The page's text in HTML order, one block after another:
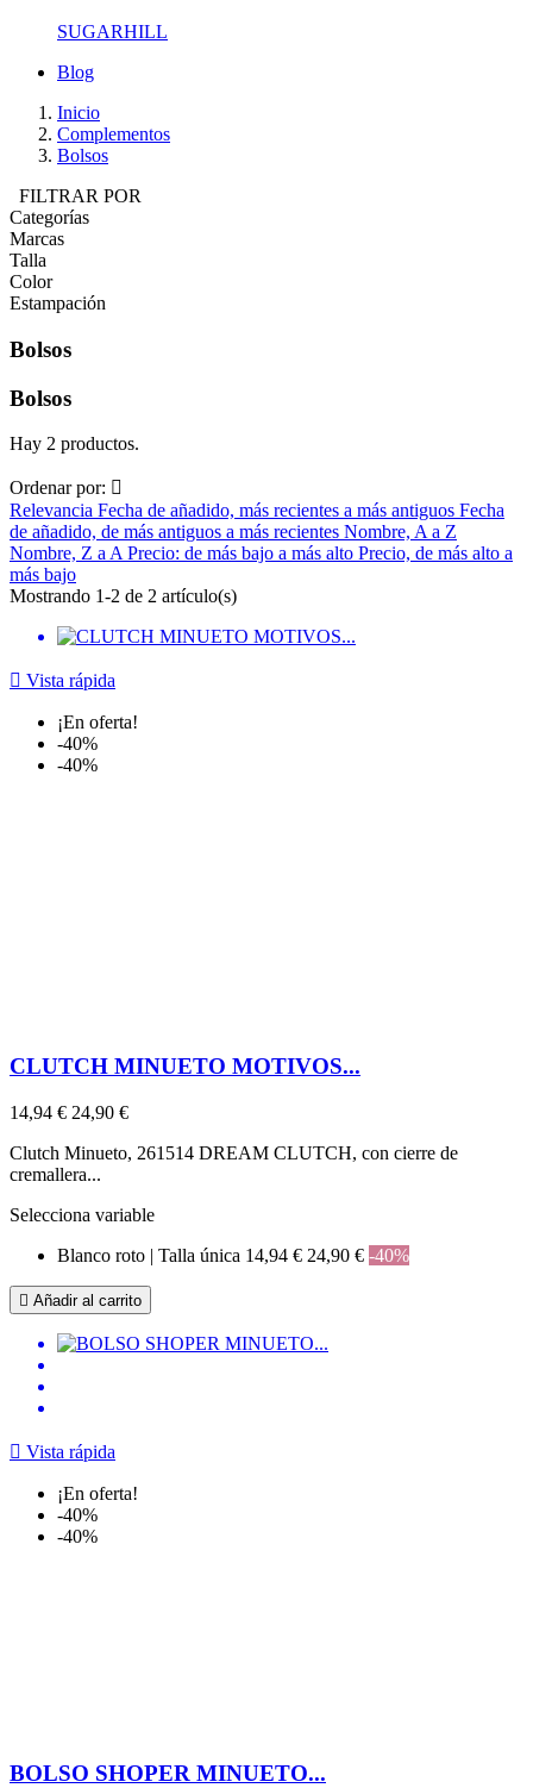
SUGARHILL
Blog
Inicio
Complementos
Bolsos
FILTRAR POR
Categorías
Marcas
Talla
Color
Estampación
Bolsos
Bolsos
Hay 2 productos.
Ordenar por: 
Relevancia Fecha de añadido, más recientes a más antiguos Fecha
de añadido, de más antiguos a más recientes Nombre, A a Z
Nombre, Z a APrecio: de más bajo a más alto Precio, de más alto a
más bajo
Mostrando 1-2 de 2 artículo(s)
 Vista rápida
¡En oferta!
-40%
-40%
CLUTCH MINUETO MOTIVOS...
14,94 € 24,90 €
Clutch Minueto, 261514 DREAM CLUTCH, con cierre de
cremallera...
Selecciona variable
Blanco roto | Talla única 14,94 € 24,90 € -40%
 Añadir al carrito
 Vista rápida
¡En oferta!
-40%
-40%
BOLSO SHOPER MINUETO...